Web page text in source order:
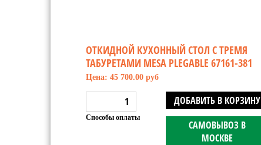
ОТКИДНОЙ КУХОННЫЙ СТОЛ С ТРЕМЯ
ТАБУРЕТАМИ MESA PLEGABLE 67161-381
Цена: 45 700.00 руб
ДОБАВИТЬ В КОРЗИНУ
САМОВЫВОЗ В
МОСКВЕ
Способы оплаты